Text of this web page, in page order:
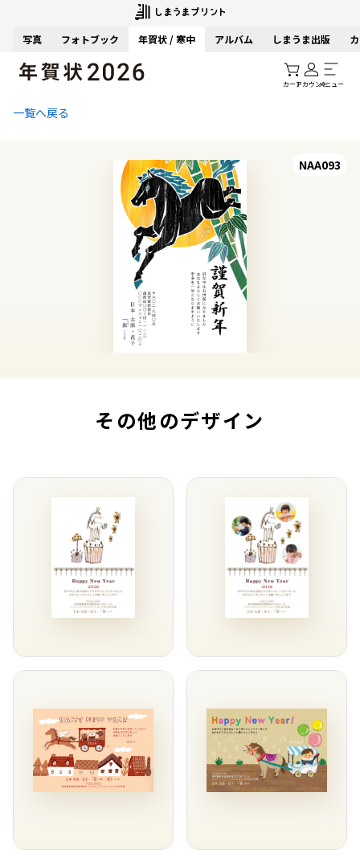
写真 フォトブック 年賀状 / 寒中 アルバム しまうま出版
カートアカウントメニュー
一覧へ戻る
NAA093
その他のデザイン